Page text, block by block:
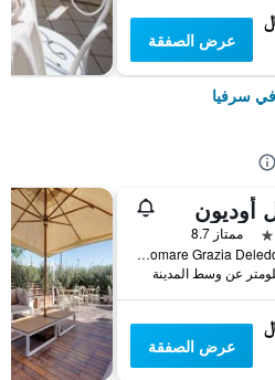
عرض الصفقة
سرفيا
أوديون
ممتاز 8.7
Lungomare Grazia Deledda, 22, سرفيا, مقاطعة رافينا, إيطاليا
عرض الصفقة